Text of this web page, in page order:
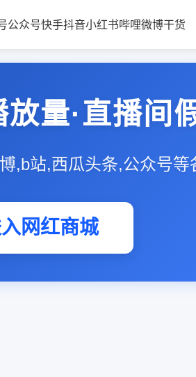
公众号快手抖音小红书哔哩微博干货
放量·直播间
,b站,西瓜头条,公众号等
网红商城